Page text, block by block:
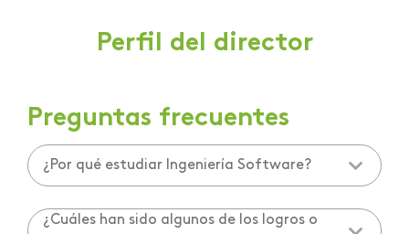
Perfil del director
Preguntas frecuentes
¿Por qué estudiar Ingeniería Software?
¿Cuáles han sido algunos de los logros o